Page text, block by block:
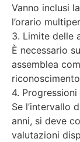
Vanno inclusi
l’orario
3. Limite delle
È necessario
assemblea
4. Progressioni
Se l’intervallo
anni, si deve
valutazioni